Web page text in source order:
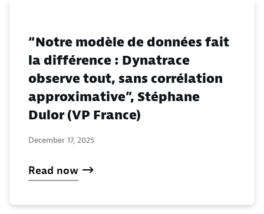
“Notre modèle de données fait
la différence : Dynatrace
observe tout, sans corrélation
approximative”, Stéphane
Dulor (VP France)
December 17, 2025
Read now